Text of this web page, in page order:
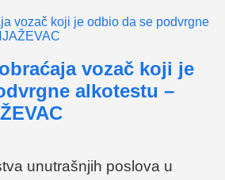
vozač koji je
alkotestu –
unutrašnjih poslova u